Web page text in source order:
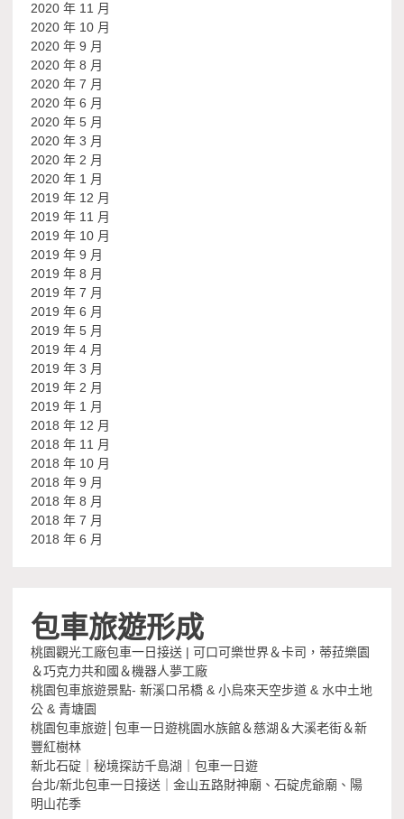
2020 年 11 月
2020 年 10 月
2020 年 9 月
2020 年 8 月
2020 年 7 月
2020 年 6 月
2020 年 5 月
2020 年 3 月
2020 年 2 月
2020 年 1 月
2019 年 12 月
2019 年 11 月
2019 年 10 月
2019 年 9 月
2019 年 8 月
2019 年 7 月
2019 年 6 月
2019 年 5 月
2019 年 4 月
2019 年 3 月
2019 年 2 月
2019 年 1 月
2018 年 12 月
2018 年 11 月
2018 年 10 月
2018 年 9 月
2018 年 8 月
2018 年 7 月
2018 年 6 月
包車旅遊形成
桃園觀光工廠包車一日接送 | 可口可樂世界＆卡司，蒂菈樂園
＆巧克力共和國＆機器人夢工廠
桃園包車旅遊景點- 新溪口吊橋 & 小烏來天空步道 & 水中土地
公 & 青塘園
桃園包車旅遊│包車一日遊桃園水族館＆慈湖＆大溪老街＆新
豐紅樹林
新北石碇｜秘境探訪千島湖｜包車一日遊
台北/新北包車一日接送｜金山五路財神廟、石碇虎爺廟、陽
明山花季